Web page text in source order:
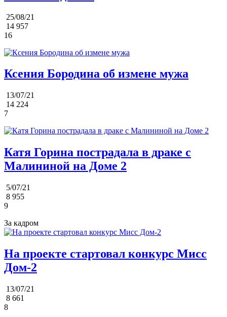
25/08/21
14 957
16
Ксения Бородина об измене мужа
13/07/21
14 224
7
Катя Горина пострадала в драке с
Малининой на Доме 2
5/07/21
8 955
9
За кадром
На проекте стартовал конкурс Мисс
Дом-2
13/07/21
8 661
8